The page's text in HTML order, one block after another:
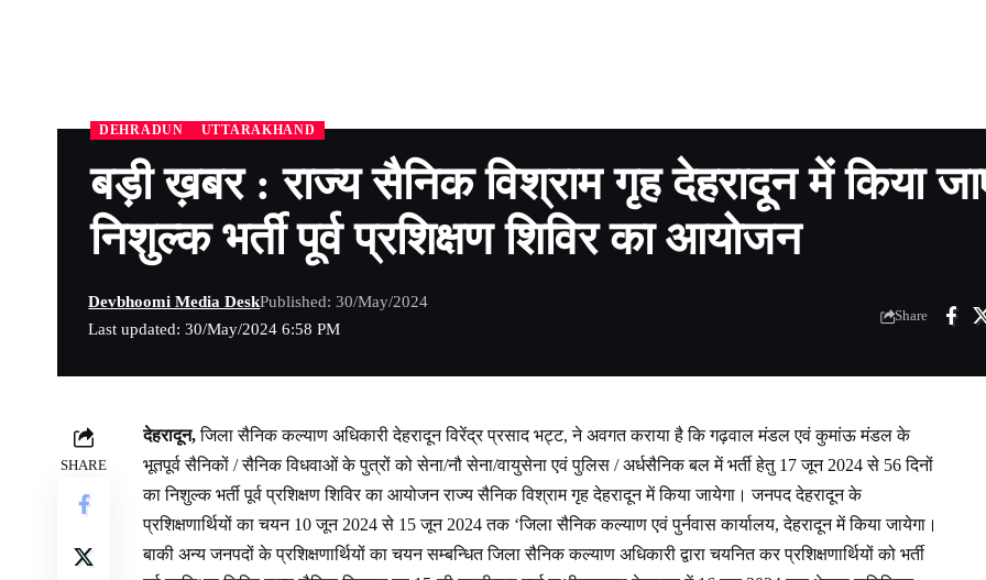
DEHRADUN UTTARAKHAND
बड़ी ख़बर : राज्य सैनिक विश्राम गृह देहरादून में किया
निशुल्क भर्ती पूर्व प्रशिक्षण शिविर का आयोजन
Last updated: 30/May/2024 6:58 PM
Devbhoomi Media DeskPublished: 30/May/2024
Share
SHARE
देहरादून,जिला सैनिक कल्याण अधिकारी देहरादून विरेंद्र प्रसाद भट्ट, ने अवगत कराया है कि गढ़वाल मंडल एवं कुमांऊ मंडल के
भूतपूर्व सैनिकों / सैनिक विधवाओं के पुत्रों को सेना/नौ सेना/वायुसेना एवं पुलिस / अर्धसैनिक बल में भर्ती हेतु 17 जून 2024 से 56 दिनों
का निशुल्क भर्ती पूर्व प्रशिक्षण शिविर का आयोजन राज्य सैनिक विश्राम गृह देहरादून में किया जायेगा। जनपद देहरादून के
प्रशिक्षणार्थियों का चयन 10 जून 2024 से 15 जून 2024 तक ‘जिला सैनिक कल्याण एवं पुर्नवास कार्यालय, देहरादून में किया जायेगा।
बाकी अन्य जनपदों के प्रशिक्षणार्थियों का चयन सम्बन्धित जिला सैनिक कल्याण अधिकारी द्वारा चयनित कर प्रशिक्षणार्थियों को भर्ती